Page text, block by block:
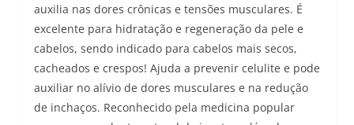
auxilia nas dores crônicas e tensões musculares. É
excelente para hidratação e regeneração da pele e
cabelos, sendo indicado para cabelos mais secos,
cacheados e crespos! Ajuda a prevenir celulite e pode
auxiliar no alívio de dores musculares e na redução
de inchaços. Reconhecido pela medicina popular